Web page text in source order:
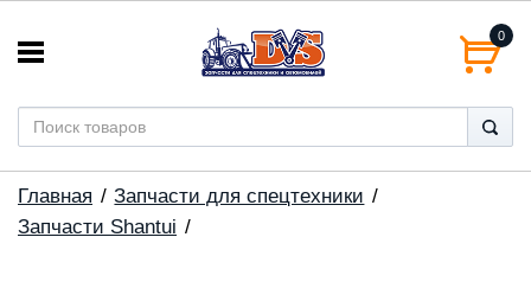
0
Главная
Запчасти для спецтехники
Запчасти Shantui